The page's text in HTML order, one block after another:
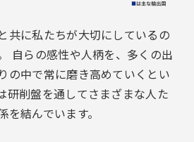
共に私たちが大切にしているの
自らの感性や人柄を、多くの出
の中で常に磨き高めていくとい
研削盤を通してさまざまな人た
結んでいます。